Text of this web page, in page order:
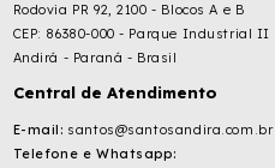
Rodovia PR 92, 2100 - Blocos A e B
CEP: 86380-000 - Parque Industrial II
Andirá - Paraná - Brasil
Central de Atendimento
E-mail: santos@santosandira.com.br
Telefone e Whatsapp: